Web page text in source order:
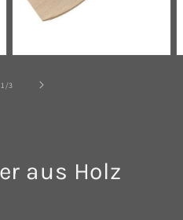
in
1 /von
3
aus Holz